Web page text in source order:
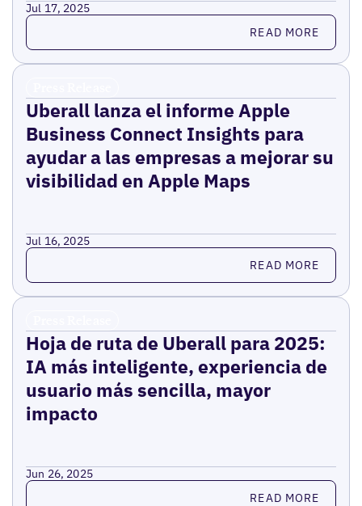
Jul 17, 2025
Read more READ MORE
Uberall lanza el informe Apple
Business Connect Insights para
ayudar a las empresas a mejorar su
visibilidad en Apple Maps
Jul 16, 2025
Read more READ MORE
Hoja de ruta de Uberall para 2025:
IA más inteligente, experiencia de
usuario más sencilla, mayor
impacto
Jun 26, 2025
Read more READ MORE